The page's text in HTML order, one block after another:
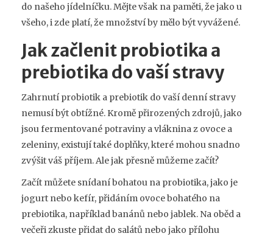
do našeho jídelníčku. Mějte však na paměti, že jako u
všeho, i zde platí, že množství by mělo být vyvážené.
Jak začlenit probiotika a
prebiotika do vaší stravy
Zahrnutí probiotik a prebiotik do vaší denní stravy
nemusí být obtížné. Kromě přirozených zdrojů, jako
jsou fermentované potraviny a vláknina z ovoce a
zeleniny, existují také doplňky, které mohou snadno
zvýšit váš příjem. Ale jak přesně můžeme začít?
Začít můžete snídaní bohatou na probiotika, jako je
jogurt nebo kefír, přidáním ovoce bohatého na
prebiotika, například banánů nebo jablek. Na oběd a
večeři zkuste přidat do salátů nebo jako přílohu